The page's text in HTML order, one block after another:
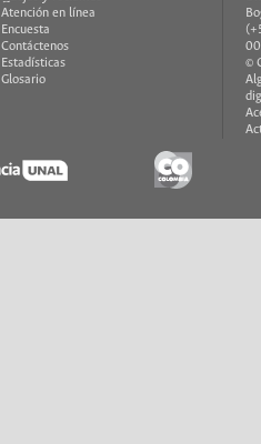
Atención en línea
Encuesta
Contáctenos
Estadísticas
Glosario
©